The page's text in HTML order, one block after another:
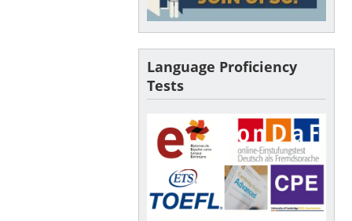
Language Proficiency
Tests